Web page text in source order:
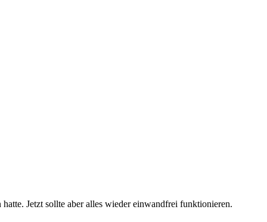
Jetzt sollte aber alles wieder einwandfrei funktionieren.